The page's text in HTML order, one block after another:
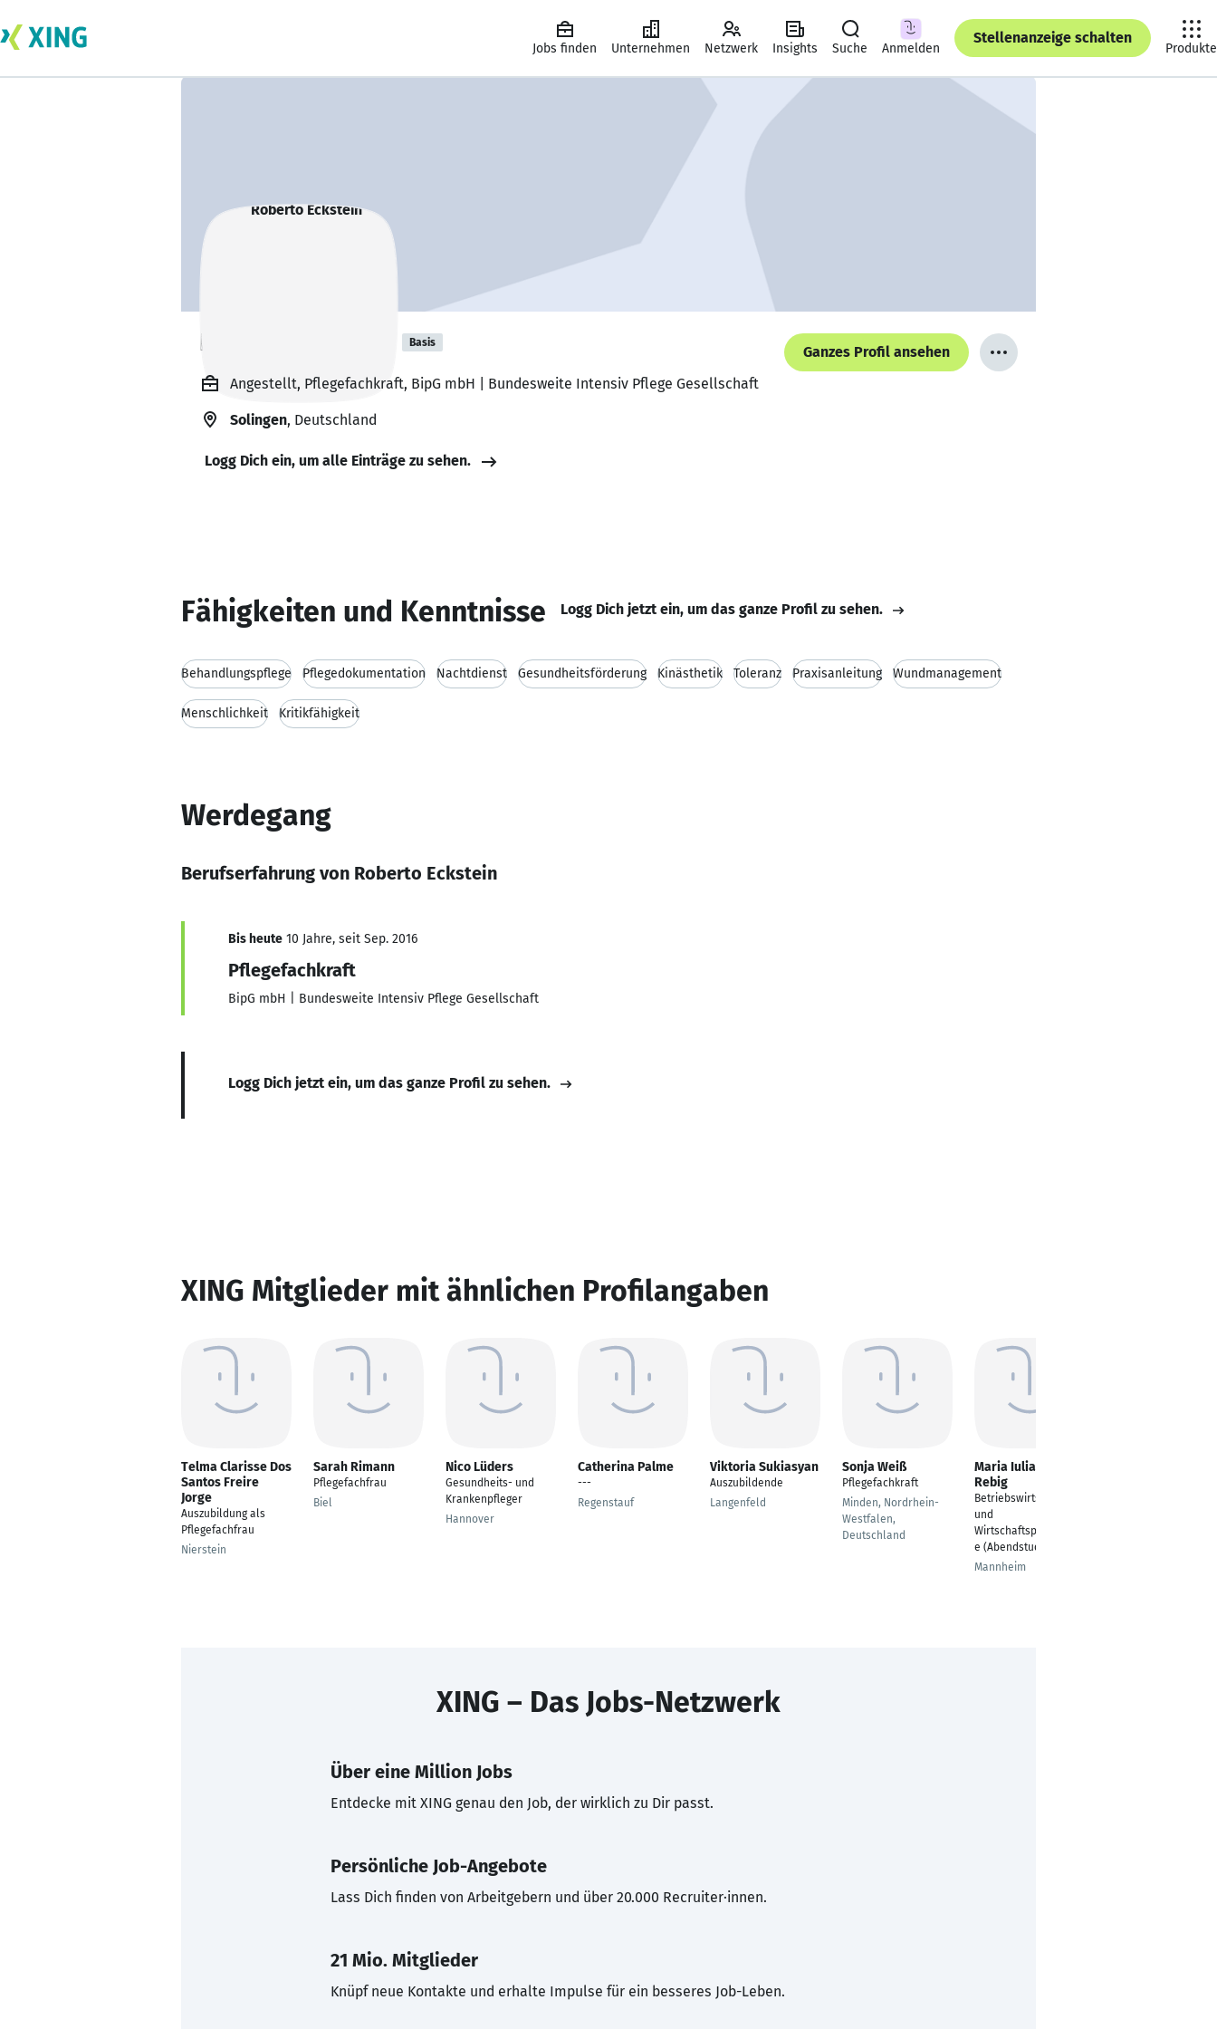
Jobs finden Unternehmen Netzwerk Insights Suche Anmelden
Stellenanzeige schalten
Produkte
Roberto Eckstein Basis
Ganzes Profil ansehen
Angestellt, Pflegefachkraft, BipG mbH | Bundesweite Intensiv Pflege Gesellschaft
Solingen, Deutschland
Logg Dich ein, um alle Einträge zu sehen.
Fähigkeiten und Kenntnisse Logg Dich jetzt ein, um das ganze Profil zu sehen.
Behandlungspflege Pflegedokumentation Nachtdienst Gesundheitsförderung Kinästhetik Toleranz Praxisanleitung Wundmanagement
Menschlichkeit Kritikfähigkeit
Werdegang
Berufserfahrung von Roberto Eckstein
Bis heute 10 Jahre, seit Sep. 2016
Pflegefachkraft
BipG mbH | Bundesweite Intensiv Pflege Gesellschaft
Logg Dich jetzt ein, um das ganze Profil zu sehen.
XING Mitglieder mit ähnlichen Profilangaben
Telma Clarisse Dos
Santos Freire
Jorge
Auszubildung als
Pflegefachfrau
Nierstein
Sarah Rimann
Pflegefachfrau
Biel
Nico Lüders
Gesundheits- und
Krankenpfleger
Hannover
Catherina Palme
---
Regenstauf
Viktoria Sukiasyan
Auszubildende
Langenfeld
Sonja Weiß
Pflegefachkraft
Minden, Nordrhein-
Westfalen,
Deutschland
Maria Iuliana
Rebig
Betriebswirtschaft
und
Wirtschaftspsychologi
e (Abendstudium)
Mannheim
XING – Das Jobs-Netzwerk
Über eine Million Jobs
Entdecke mit XING genau den Job, der wirklich zu Dir passt.
Persönliche Job-Angebote
Lass Dich finden von Arbeitgebern und über 20.000 Recruiter·innen.
21 Mio. Mitglieder
Knüpf neue Kontakte und erhalte Impulse für ein besseres Job-Leben.